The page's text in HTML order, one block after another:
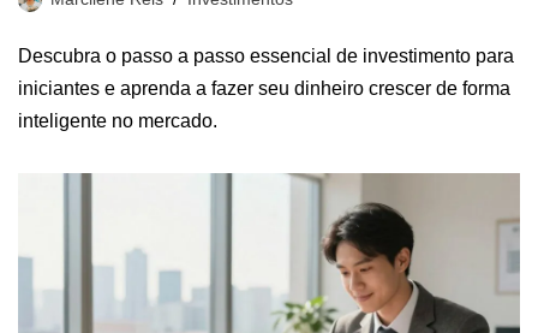
Descubra o passo a passo essencial de investimento para
iniciantes e aprenda a fazer seu dinheiro crescer de forma
inteligente no mercado.